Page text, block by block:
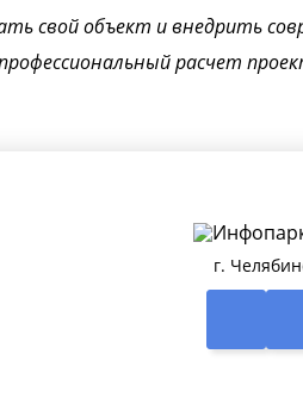
свой объект и внедрить
расчет
г.